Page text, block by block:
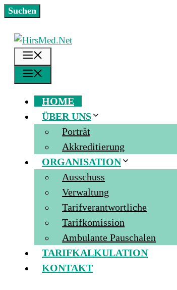
Zum
springen
Suchen
Suchen
HOME
ÜBER UNS
Porträt
Akkreditierung
ORGANISATION
Ausschuss
Verwaltung
Tarifverantwortliche
Tarifkomission
Ambulante Pauschalen
TARIFKALKULATION
KONTAKT